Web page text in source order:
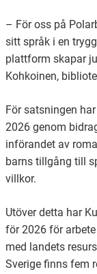
– För oss på
sitt språk i en
plattform skapar
Kohkoinen,
För satsningen
2026 genom
införandet av
barns tillgång till
villkor.
Utöver detta har
för 2026 för
med landets
Sverige finns fem